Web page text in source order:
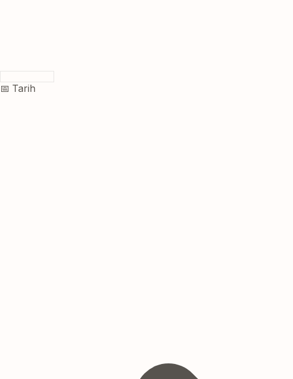
📅 Tarih